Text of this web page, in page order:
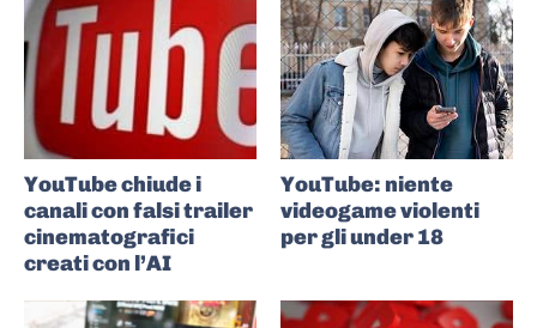
YouTube chiude i
canali con falsi trailer
cinematografici
creati con l’AI
YouTube: niente
videogame violenti
per gli under 18